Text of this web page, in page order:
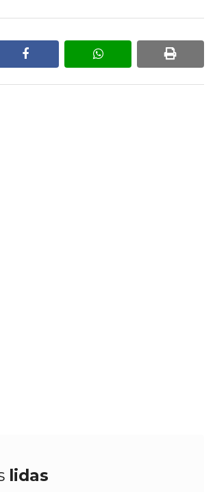
facebook whatsapp print
lidas